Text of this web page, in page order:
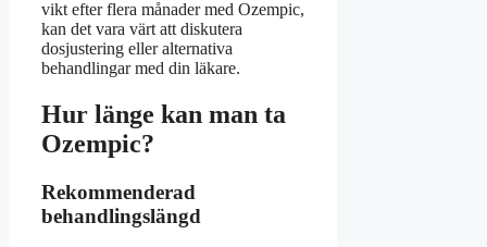
vikt efter flera månader med Ozempic,
kan det vara värt att diskutera
dosjustering eller alternativa
behandlingar med din läkare.
Hur länge kan man ta
Ozempic?
Rekommenderad
behandlingslängd